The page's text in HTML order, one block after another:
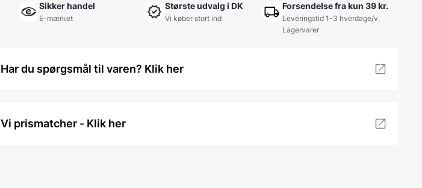
Sikker handel
E-mærket
Største udvalg i DK
Vi køber stort ind
Forsendelse fra kun 39 kr.
Leveringstid 1-3 hverdage/v.
Lagervarer
Har du spørgsmål til varen? Klik her
Vi prismatcher - Klik her